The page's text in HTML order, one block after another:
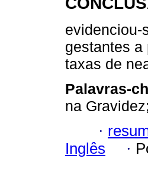
evidenciou-
gestantes a
taxas de
Palavras-
na
·
Inglês
·